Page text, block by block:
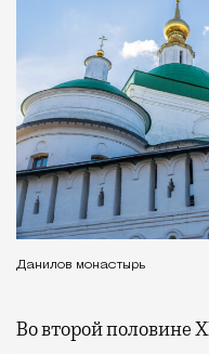
Данилов монастырь
Во второй половине